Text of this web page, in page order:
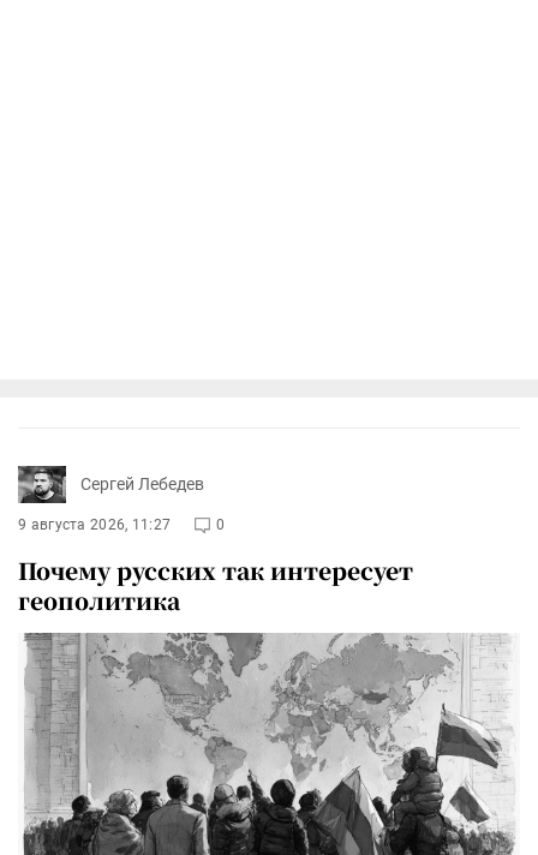
Сергей Лебедев
9 августа 2026, 11:27 0
Почему русских так интересует
геополитика